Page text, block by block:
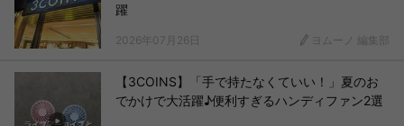
躍
2026年07月26日 ヨムーノ 編集部
【3COINS】「手で持たなくていい！」夏のお
でかけで大活躍♪便利すぎるハンディファン2選